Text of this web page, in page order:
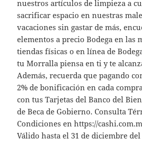
nuestros artículos de limpieza a
sacrificar espacio en nuestras
vacaciones sin gastar de más,
elementos a precio Bodega en las
tiendas físicas o en línea de
tu Morralla piensa en ti y te
Además, recuerda que pagando
2% de bonificación en cada
con tus Tarjetas del Banco del
de Beca de Gobierno. Consulta
Condiciones en https://
Válido hasta el 31 de diciembre del